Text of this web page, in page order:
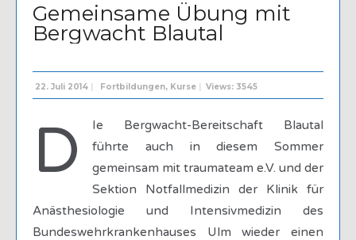
Gemeinsame Übung mit
Bergwacht Blautal
22. Juli 2014 | Fortbildungen, Kurse | Views: 3545
D
Ie Bergwacht-Bereitschaft Blautal
führte auch in diesem Sommer
gemeinsam mit traumateam e.V. und der
Sektion Notfallmedizin der Klinik für
Anästhesiologie und Intensivmedizin des
Bundeswehrkrankenhauses Ulm wieder einen